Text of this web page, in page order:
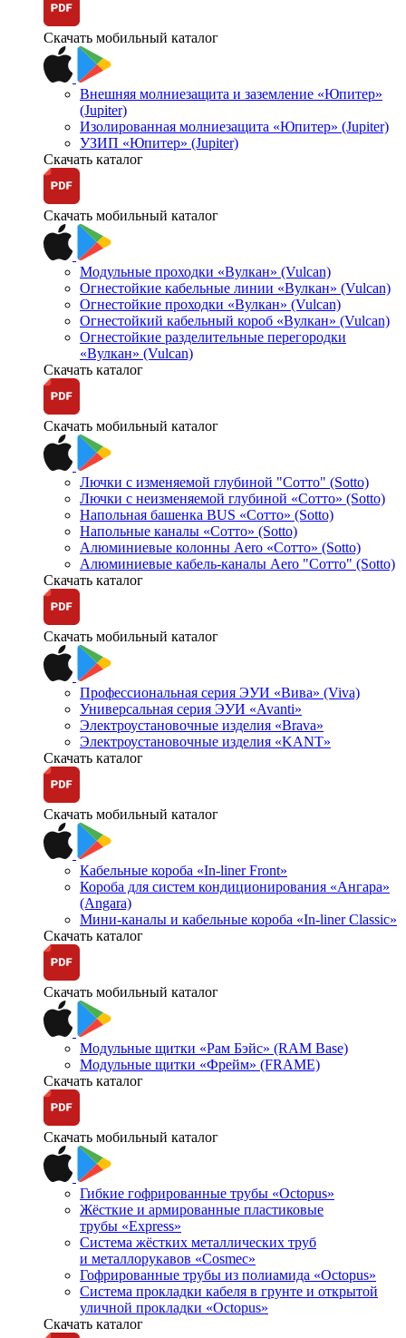
Скачать мобильный каталог
Внешняя молниезащита и заземление «Юпитер»
(Jupiter)
Изолированная молниезащита «Юпитер» (Jupiter)
УЗИП «Юпитер» (Jupiter)
Скачать каталог
Скачать мобильный каталог
Модульные проходки «Вулкан» (Vulcan)
Огнестойкие кабельные линии «Вулкан» (Vulcan)
Огнестойкие проходки «Вулкан» (Vulcan)
Огнестойкий кабельный короб «Вулкан» (Vulcan)
Огнестойкие разделительные перегородки
«Вулкан» (Vulcan)
Скачать каталог
Скачать мобильный каталог
Лючки с изменяемой глубиной "Сотто" (Sotto)
Лючки с неизменяемой глубиной «Сотто» (Sotto)
Напольная башенка BUS «Сотто» (Sotto)
Напольные каналы «Сотто» (Sotto)
Алюминиевые колонны Aero «Сотто» (Sotto)
Алюминиевые кабель-каналы Aero "Сотто" (Sotto)
Скачать каталог
Скачать мобильный каталог
Профессиональная серия ЭУИ «Вива» (Viva)
Универсальная серия ЭУИ «Avanti»
Электроустановочные изделия «Brava»
Электроустановочные изделия «KANT»
Скачать каталог
Скачать мобильный каталог
Кабельные короба «In-liner Front»
Короба для систем кондиционирования «Ангара»
(Angara)
Мини-каналы и кабельные короба «In-liner Classic»
Скачать каталог
Скачать мобильный каталог
Модульные щитки «Рам Бэйс» (RAM Base)
Модульные щитки «Фрейм» (FRAME)
Скачать каталог
Скачать мобильный каталог
Гибкие гофрированные трубы «Octopus»
Жёсткие и армированные пластиковые
трубы «Express»
Система жёстких металлических труб
и металлорукавов «Cosmec»
Гофрированные трубы из полиамида «Octopus»
Система прокладки кабеля в грунте и открытой
уличной прокладки «Octopus»
Скачать каталог